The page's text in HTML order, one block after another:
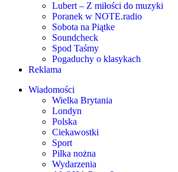
Lubert – Z miłości do muzyki
Poranek w NOTE.radio
Sobota na Piątke
Soundcheck
Spod Taśmy
Pogaduchy o klasykach
Reklama
Wiadomości
Wielka Brytania
Londyn
Polska
Ciekawostki
Sport
Piłka nożna
Wydarzenia